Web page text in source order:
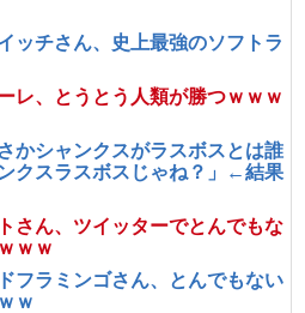
ッチさん、史上最強のソフトラ
レ、とうとう人類が勝つｗｗｗ
かシャンクスがラスボスとは誰
クスラスボスじゃね？」←結果
さん、ツイッターでとんでもな
ｗｗ
フラミンゴさん、とんでもない
ｗ